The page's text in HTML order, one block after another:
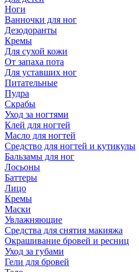
Ноги
Ванночки для ног
Дезодоранты
Кремы
Для сухой кожи
От запаха пота
Для уставших ног
Питательные
Пудра
Скрабы
Уход за ногтями
Клей для ногтей
Масло для ногтей
Средство для ногтей и кутикулы
Бальзамы для ног
Лосьоны
Баттеры
Лицо
Кремы
Маски
Увлажняющие
Средства для снятия макияжа
Окрашивание бровей и ресниц
Уход за губами
Гели для бровей